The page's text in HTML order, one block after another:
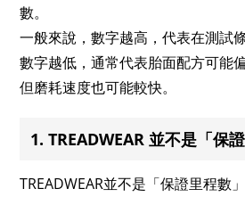
數。
一般來說，數字越高，代表在測試
數字越低，通常代表胎面配方可能
但磨耗速度也可能較快。
1. TREADWEAR 並不是「保證
TREADWEAR並不是「保證里程數